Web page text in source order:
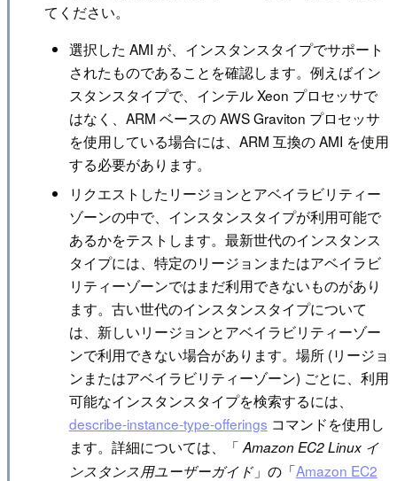
てください。
選択した AMI が、インスタンスタイプでサポート
されたものであることを確認します。例えばイン
スタンスタイプで、インテル Xeon プロセッサで
はなく、ARM ベースの AWS Graviton プロセッサ
を使用している場合には、ARM 互換の AMI を使用
する必要があります。
リクエストしたリージョンとアベイラビリティー
ゾーンの中で、インスタンスタイプが利用可能で
あるかをテストします。最新世代のインスタンス
タイプには、特定のリージョンまたはアベイラビ
リティーゾーンではまだ利用できないものがあり
ます。古い世代のインスタンスタイプについて
は、新しいリージョンとアベイラビリティーゾー
ンで利用できない場合があります。場所 (リージョ
ンまたはアベイラビリティーゾーン) ごとに、利用
可能なインスタンスタイプを検索するには、
describe-instance-type-offerings コマンドを使用し
ます。詳細については、「 Amazon EC2 Linux イ
ンスタンス用ユーザーガイド」の「Amazon EC2